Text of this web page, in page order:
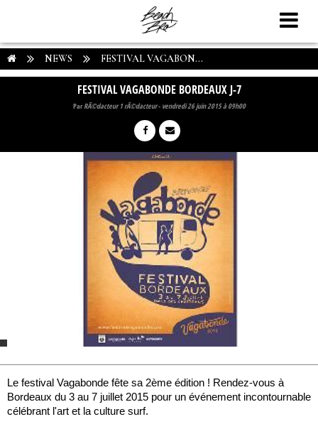
NEWS FESTIVAL VAGABON...
FESTIVAL VAGABONDE BORDEAUX J-7
ParRÃ©dacteur 1 rÃ©dacteur- vendredi 26 juin 2015 à 09h00
Le festival Vagabonde fête sa 2ème édition ! Rendez-vous à
Bordeaux du 3 au 7 juillet 2015 pour un événement incontournable
célébrant l'art et la culture surf.